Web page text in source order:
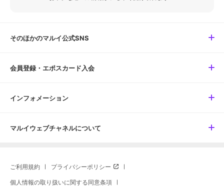
そのほかのマルイ公式SNS
会員登録・エポスカード入会
インフォメーション
マルイウェブチャネルについて
ご利用規約 プライバシーポリシー
個人情報の取り扱いに関する同意条項